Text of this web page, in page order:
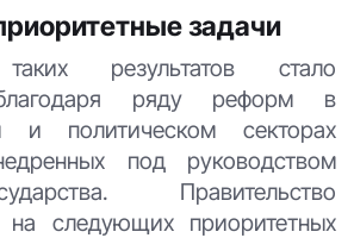
задачи
результатов стало
ряду реформ в
и политическом секторах
под руководством
Правительство
на следующих приоритетных